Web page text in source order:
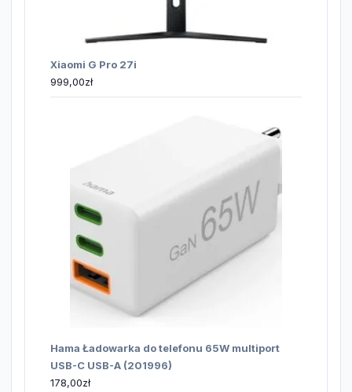
Xiaomi G Pro 27i
999,00zł
Hama Ładowarka do telefonu 65W multiport
USB-C USB-A (201996)
178,00zł